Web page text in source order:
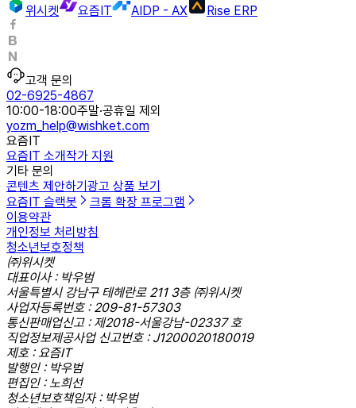
위시켓
요즘IT AIDP - AX Rise ERP
고객 문의
02-6925-4867
10:00-18:00주말·공휴일 제외
yozm_help@wishket.com
요즘IT
요즘IT 소개작가 지원
기타 문의
콘텐츠 제안하기 광고 상품 보기
요즘IT 슬랙봇
크롬 확장 프로그램
이용약관
개인정보 처리방침
청소년보호정책
㈜위시켓
대표이사 : 박우범
서울특별시 강남구 테헤란로 211 3층 ㈜위시켓
사업자등록번호 : 209-81-57303
통신판매업신고 : 제2018-서울강남-02337 호
직업정보제공사업 신고번호 : J1200020180019
제호 : 요즘IT
발행인 : 박우범
편집인 : 노희선
청소년보호책임자 : 박우범